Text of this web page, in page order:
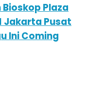
Bioskop Plaza
Jakarta Pusat
Ini Coming